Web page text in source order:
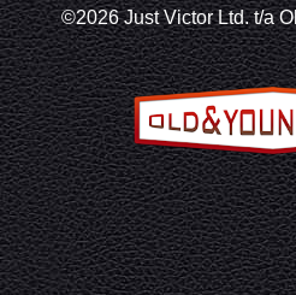
©2026 Just Victor Ltd. t/a